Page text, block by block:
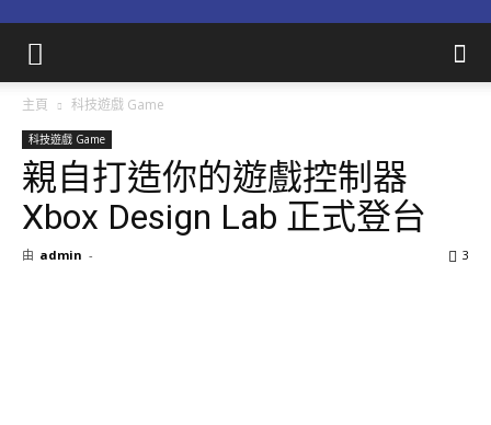
主頁 科技遊戲 Game
科技遊戲 Game
親自打造你的遊戲控制器
Xbox Design Lab 正式登台
由 admin - 3